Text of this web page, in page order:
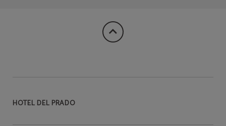
HOTEL DEL PRADO